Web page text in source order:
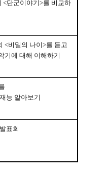
<단군이야기>를 비교하
<비밀의 나이>를 듣고
기에 대해 이해하기
능 알아보기
표회